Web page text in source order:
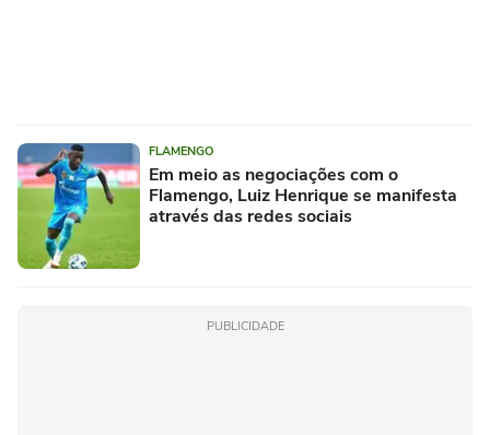
FLAMENGO
Em meio as negociações com o
Flamengo, Luiz Henrique se manifesta
através das redes sociais
PUBLICIDADE